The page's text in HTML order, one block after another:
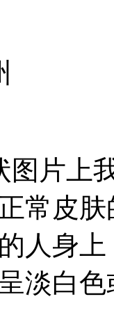
图片上
常皮
人身
淡白